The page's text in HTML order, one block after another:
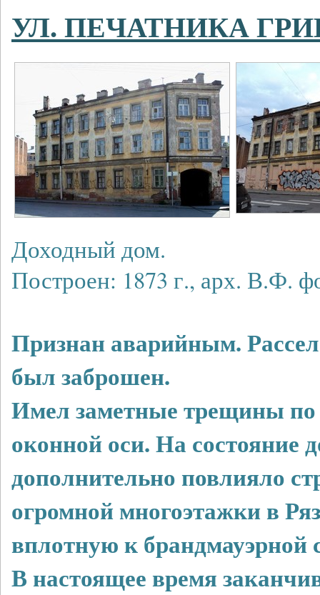
УЛ. ПЕЧАТНИКА
Доходный дом.
Построен: 1873 г., арх. В.Ф.
Признан аварийным.
был заброшен.
Имел заметные трещины по
оконной оси. На состояние
дополнительно повлияло
огромной многоэтажки в
вплотную к брандмауэрной
В настоящее время